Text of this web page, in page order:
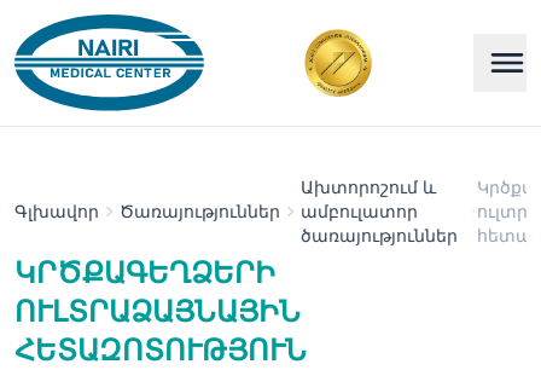
Գլխավոր Ծառայություններ
Ախտորոշում և
ամբուլատոր
ծառայություններ
ԿՐԾՔԱԳԵՂՁԵՐԻ
ՈՒԼՏՐԱՁԱՅՆԱՅԻՆ
ՀԵՏԱԶՈՏՈՒԹՅՈՒՆ